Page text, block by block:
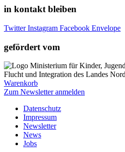
in kontakt bleiben
Twitter Instagram Facebook Envelope
gefördert vom
Warenkorb
Zum Newsletter anmelden
Datenschutz
Impressum
Newsletter
News
Jobs